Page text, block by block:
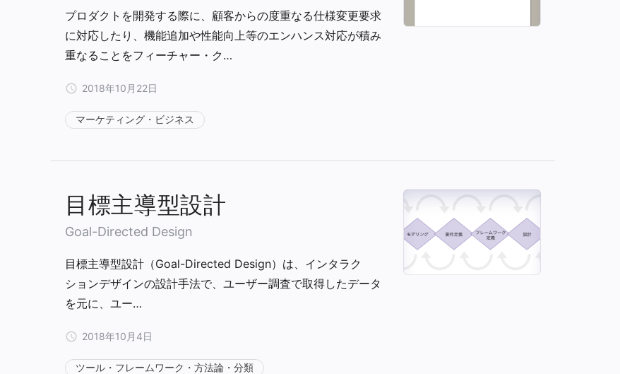
プロダクトを開発する際に、顧客からの度重なる仕様変更要求
に対応したり、機能追加や性能向上等のエンハンス対応が積み
重なることをフィーチャー・ク…
2018年10月22日
マーケティング・ビジネス
目標主導型設計
Goal-Directed Design
目標主導型設計（Goal-Directed Design）は、インタラク
ションデザインの設計手法で、ユーザー調査で取得したデータ
を元に、ユー…
2018年10月4日
ツール・フレームワーク・方法論・分類